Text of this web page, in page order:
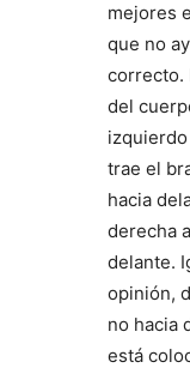
mejores
que no
correcto.
del
trae el
hacia
derecha
delante.
opinión,
no hacia
está